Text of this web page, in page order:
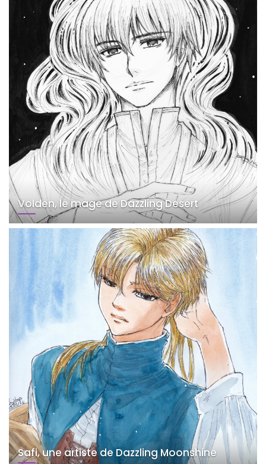
Volden, le mage de Dazzling Desert
Safi, une artiste de Dazzling Moonshine